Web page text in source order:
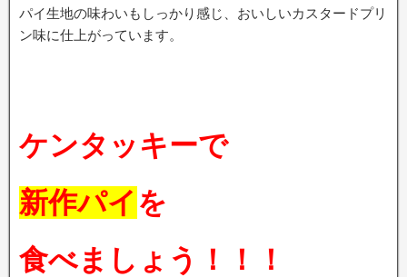
パイ生地の味わいもしっかり感じ、おいしいカスタードプリ
ン味に仕上がっています。
ケンタッキーで
新作パイ を
食べましょう！！！